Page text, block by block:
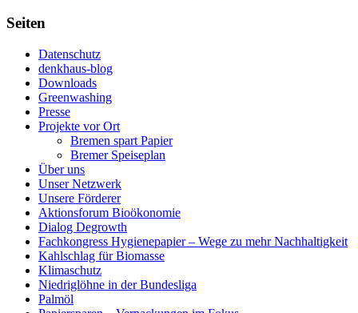
Seiten
Datenschutz
denkhaus-blog
Downloads
Greenwashing
Presse
Projekte vor Ort
Bremen spart Papier
Bremer Speiseplan
Über uns
Unser Netzwerk
Unsere Förderer
Aktionsforum Bioökonomie
Dialog Degrowth
Fachkongress Hygienepapier – Wege zu mehr Nachhaltigkeit
Kahlschlag für Biomasse
Klimaschutz
Niedriglöhne in der Bundesliga
Palmöl